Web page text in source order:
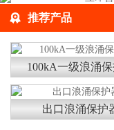
推荐产品
100kA一级浪涌
出口浪涌保护